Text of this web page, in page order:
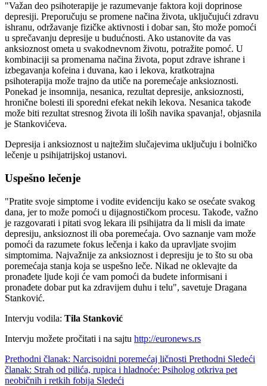
"Važan deo psihoterapije je razumevanje faktora koji doprinose
depresiji. Preporučuju se promene načina života, uključujući zdravu
ishranu, održavanje fizičke aktivnosti i dobar san, što može pomoći
u sprečavanju depresije u budućnosti. Ako ustanovite da vas
anksioznost ometa u svakodnevnom životu, potražite pomoć. U
kombinaciji sa promenama načina života, poput zdrave ishrane i
izbegavanja kofeina i duvana, kao i lekova, kratkotrajna
psihoterapija može trajno da utiče na poremećaje anksioznosti.
Ponekad je insomnija, nesanica, rezultat depresije, anksioznosti,
hronične bolesti ili sporedni efekat nekih lekova. Nesanica takođe
može biti rezultat stresnog života ili loših navika spavanja!, objasnila
je Stankovićeva.
Depresija i anksioznost u najtežim slučajevima uključuju i bolničko
lečenje u psihijatrijskoj ustanovi.
Uspešno lečenje
"Pratite svoje simptome i vodite evidenciju kako se osećate svakog
dana, jer to može pomoći u dijagnostičkom procesu. Takođe, važno
je razgovarati i pitati svog lekara ili psihijatra da li misli da imate
depresiju, anksioznost ili oba poremećaja. Ovo saznanje vam može
pomoći da razumete fokus lečenja i kako da upravljate svojim
simptomima. Najvažnije za anksioznost i depresiju je to što su oba
poremećaja stanja koja se uspešno leče. Nikad ne oklevajte da
pronađete ljude koji će vam pomoći da budete informisani i
pronađete dobar put ka zdravijem duhu i telu", savetuje Dragana
Stanković.
Intervju vodila: Tila Stanković
Intervju možete pročitati i na sajtu http://euronews.rs
Prethodni članak: Narcisoidni poremećaj ličnosti Prethodni Sledeći
članak: Strah od pilića, rupica i hladnoće: Psiholog otkriva pet
neobičnih i retkih fobija Sledeći